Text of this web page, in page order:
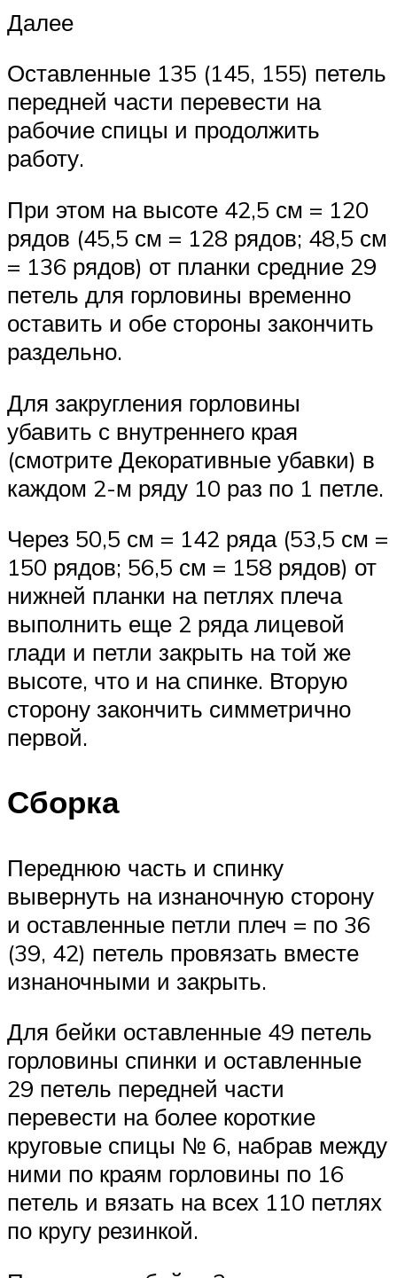
Далее
Оставленные 135 (145, 155) петель
передней части перевести на
рабочие спицы и продолжить
работу.
При этом на высоте 42,5 см = 120
рядов (45,5 см = 128 рядов; 48,5 см
= 136 рядов) от планки средние 29
петель для горловины временно
оставить и обе стороны закончить
раздельно.
Для закругления горловины
убавить с внутреннего края
(смотрите Декоративные убавки) в
каждом 2-м ряду 10 раз по 1 петле.
Через 50,5 см = 142 ряда (53,5 см =
150 рядов; 56,5 см = 158 рядов) от
нижней планки на петлях плеча
выполнить еще 2 ряда лицевой
глади и петли закрыть на той же
высоте, что и на спинке. Вторую
сторону закончить симметрично
первой.
Сборка
Переднюю часть и спинку
вывернуть на изнаночную сторону
и оставленные петли плеч = по 36
(39, 42) петель провязать вместе
изнаночными и закрыть.
Для бейки оставленные 49 петель
горловины спинки и оставленные
29 петель передней части
перевести на более короткие
круговые спицы № 6, набрав между
ними по краям горловины по 16
петель и вязать на всех 110 петлях
по кругу резинкой.